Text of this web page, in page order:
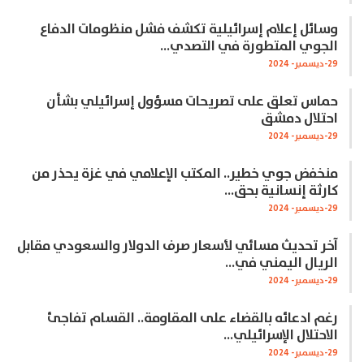
وسائل إعلام إسرائيلية تكشف فشل منظومات الدفاع
الجوي المتطورة في التصدي…
29-ديسمبر- 2024
حماس تعلق على تصريحات مسؤول إسرائيلي بشأن
احتلال دمشق
29-ديسمبر- 2024
منخفض جوي خطير.. المكتب الإعلامي في غزة يحذر من
كارثة إنسانية بحق…
29-ديسمبر- 2024
آخر تحديث مسائي لأسعار صرف الدولار والسعودي مقابل
الريال اليمني في…
29-ديسمبر- 2024
رغم ادعائه بالقضاء على المقاومة.. القسام تفاجئ
الاحتلال الإسرائيلي…
29-ديسمبر- 2024